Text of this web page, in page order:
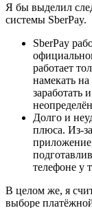
Я бы выделил
системы SberPay.
SberPay
работает
намекать
заработать
Долго и
плюса. Из-
телефоне у
В целом же, я
выборе